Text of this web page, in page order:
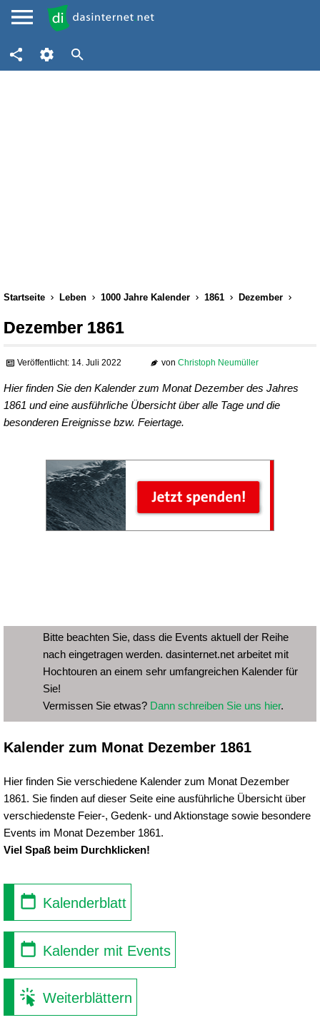
Startseite Leben 1000 Jahre Kalender 1861 Dezember
Dezember 1861
Veröffentlicht: 14. Juli 2022 von Christoph Neumüller
Hier finden Sie den Kalender zum Monat Dezember des Jahres
1861 und eine ausführliche Übersicht über alle Tage und die
besonderen Ereignisse bzw. Feiertage.
Bitte beachten Sie, dass die Events aktuell der Reihe
nach eingetragen werden. dasinternet.net arbeitet mit
Hochtouren an einem sehr umfangreichen Kalender für
Sie!
Vermissen Sie etwas? Dann schreiben Sie uns hier.
Kalender zum Monat Dezember 1861
Hier finden Sie verschiedene Kalender zum Monat Dezember
1861. Sie finden auf dieser Seite eine ausführliche Übersicht über
verschiedenste Feier-, Gedenk- und Aktionstage sowie besondere
Events im Monat Dezember 1861.
Viel Spaß beim Durchklicken!
Kalenderblatt
Kalender mit Events
Weiterblättern